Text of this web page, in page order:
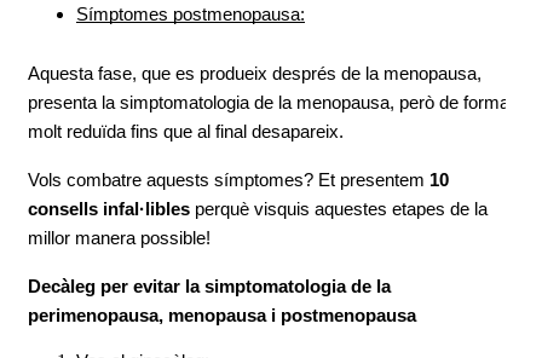
Símptomes postmenopausa:
Aquesta fase, que es produeix després de la menopausa,
presenta la simptomatologia de la menopausa, però de forma
molt reduïda fins que al final desapareix.
Vols combatre aquests símptomes? Et presentem 10
consells infal·libles perquè visquis aquestes etapes de la
millor manera possible!
Decàleg per evitar la simptomatologia de la
perimenopausa, menopausa i postmenopausa